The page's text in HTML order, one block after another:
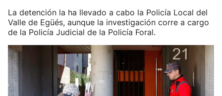
La detención la ha llevado a cabo la Policía Local del
Valle de Egüés, aunque la investigación corre a cargo
de la Policía Judicial de la Policía Foral.